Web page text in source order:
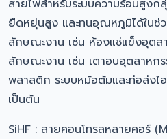
สายไฟสำหรับระบบความร้อนสูงก
ยืดหยุ่นสูง และทนอุณหภูมิได้ในช่
ลักษณะงาน เช่น ห้องแช่แข็งอุตส
ลักษณะงาน เช่น เตาอบอุตสาหก
พลาสติก ระบบหม้อต้มและท่อส่งไอ
เป็นต้น
SiHF : สายคอนโทรลหลายคอร์